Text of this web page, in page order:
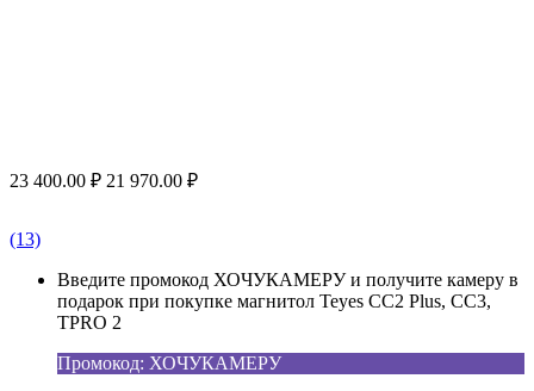
23 400.00 ₽ 21 970.00 ₽
(13)
Введите промокод ХОЧУКАМЕРУ и получите камеру в
подарок при покупке магнитол Teyes CC2 Plus, CC3,
TPRO 2
Промокод: ХОЧУКАМЕРУ